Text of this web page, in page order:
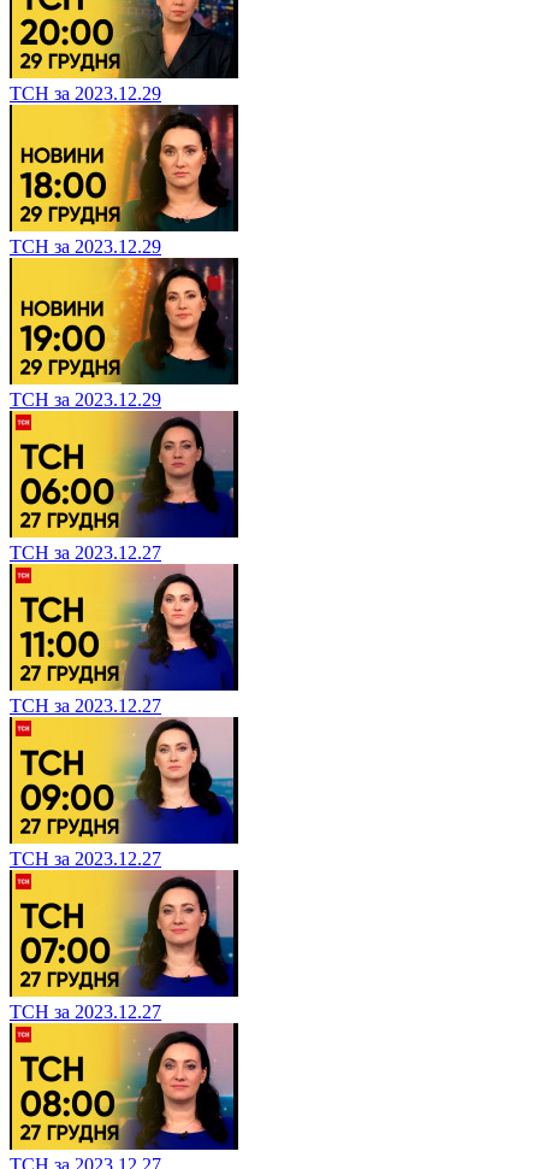
ТСН за 2023.12.29
ТСН за 2023.12.29
ТСН за 2023.12.29
ТСН за 2023.12.27
ТСН за 2023.12.27
ТСН за 2023.12.27
ТСН за 2023.12.27
ТСН за 2023.12.27